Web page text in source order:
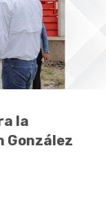
la
González